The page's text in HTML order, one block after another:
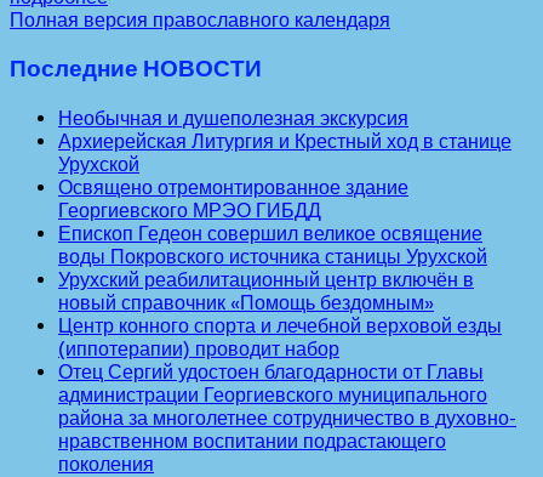
Полная версия православного календаря
Последние НОВОСТИ
Необычная и душеполезная экскурсия
Архиерейская Литургия и Крестный ход в станице
Урухской
Освящено отремонтированное здание
Георгиевского МРЭО ГИБДД
Епископ Гедеон совершил великое освящение
воды Покровского источника станицы Урухской
Урухский реабилитационный центр включён в
новый справочник «Помощь бездомным»
Центр конного спорта и лечебной верховой езды
(иппотерапии) проводит набор
Отец Сергий удостоен благодарности от Главы
администрации Георгиевского муниципального
района за многолетнее сотрудничество в духовно-
нравственном воспитании подрастающего
поколения